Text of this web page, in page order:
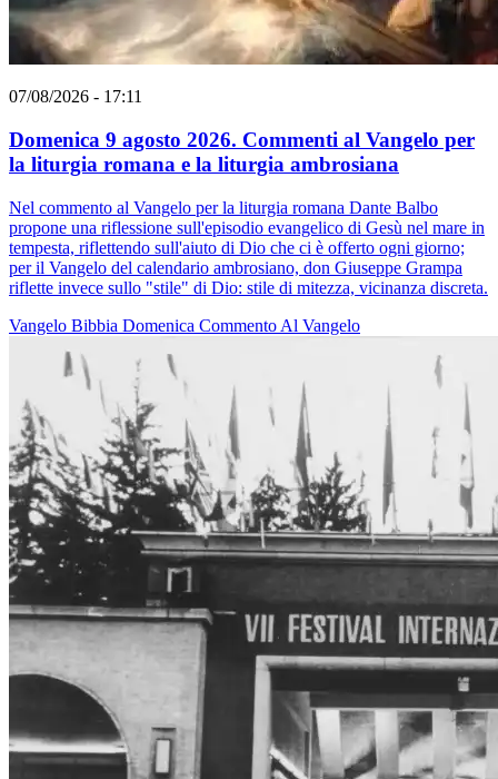
07/08/2026 - 17:11
Domenica 9 agosto 2026. Commenti al Vangelo per
la liturgia romana e la liturgia ambrosiana
Nel commento al Vangelo per la liturgia romana Dante Balbo
propone una riflessione sull'episodio evangelico di Gesù nel mare in
tempesta, riflettendo sull'aiuto di Dio che ci è offerto ogni giorno;
per il Vangelo del calendario ambrosiano, don Giuseppe Grampa
riflette invece sullo "stile" di Dio: stile di mitezza, vicinanza discreta.
Vangelo Bibbia Domenica Commento Al Vangelo